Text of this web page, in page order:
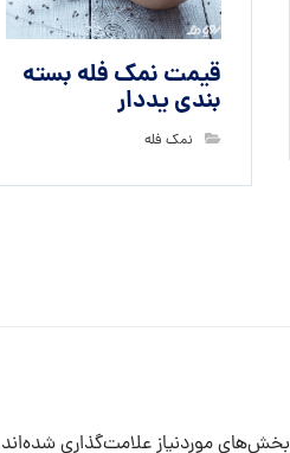
قیمت نمک فله بسته
بندی یددار
نمک فله
بخش‌های موردنیاز علامت‌گذاری شده‌اند